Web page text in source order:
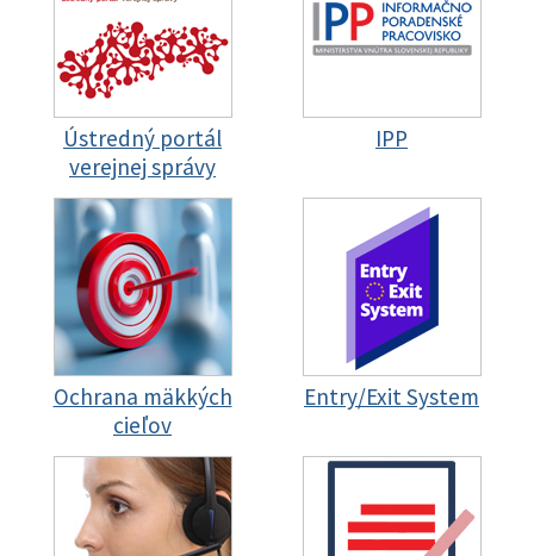
Ústredný portál
verejnej správy
IPP
Ochrana mäkkých
cieľov
Entry/Exit System